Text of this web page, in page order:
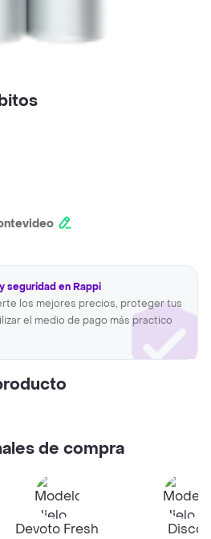
seguridad en Rappi
los mejores precios, proteger tus
el medio de pago más practico
de compra
Devoto Fresh
Disco